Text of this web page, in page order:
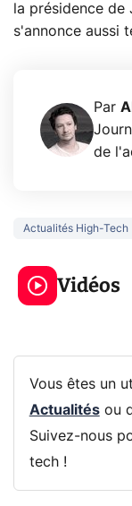
la présidence
s'annonce aussi
Par
de
Actualités High-Tech
Vidéos
3 écrans
319€ ?
Vous êtes un
Actualitésou
Suivez-nous
tech !